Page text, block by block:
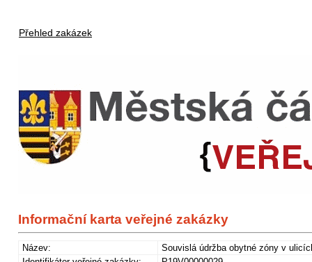
Přehled zakázek
Informační karta veřejné zakázky
Název:
Souvislá údržba obytné zóny v